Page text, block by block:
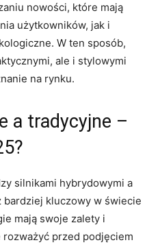
nowości, które mają⁤
‍użytkowników, jak‍ i
⁢W ten sposób,
ale i stylowymi
na ⁣rynku.
a tradycyjne –
silnikami hybrydowymi a
kluczowy w świecie
mają ‌swoje zalety i
rozważyć przed podjęciem